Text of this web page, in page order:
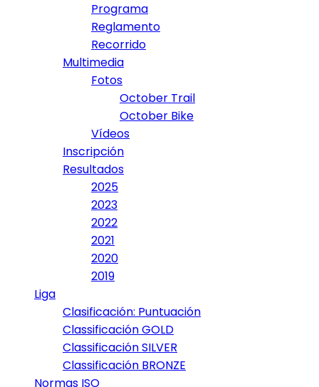
Programa
Reglamento
Recorrido
Multimedia
Fotos
October Trail
October Bike
Vídeos
Inscripción
Resultados
2025
2023
2022
2021
2020
2019
Liga
Clasificación: Puntuación
Classificación GOLD
Classificación SILVER
Classificación BRONZE
Normas ISO